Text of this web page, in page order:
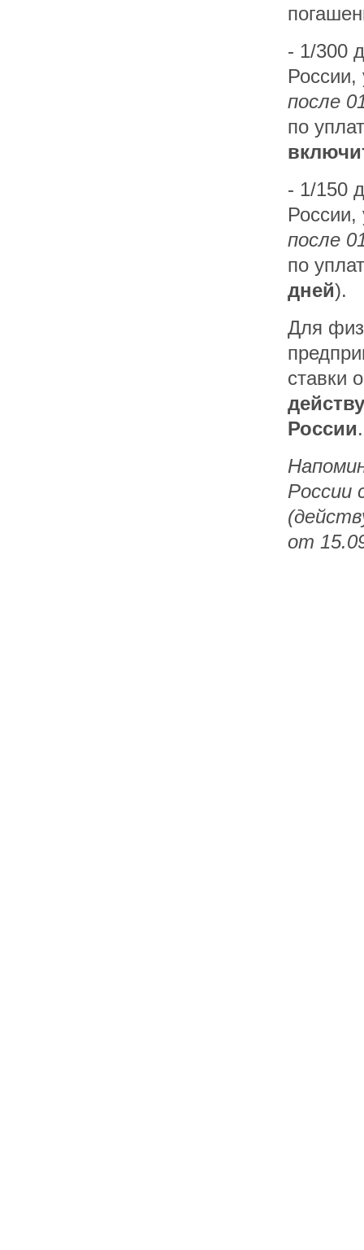
- 1/300
после
по
- 1/150
после
по
дней).
Для
ставки
России.
России
от